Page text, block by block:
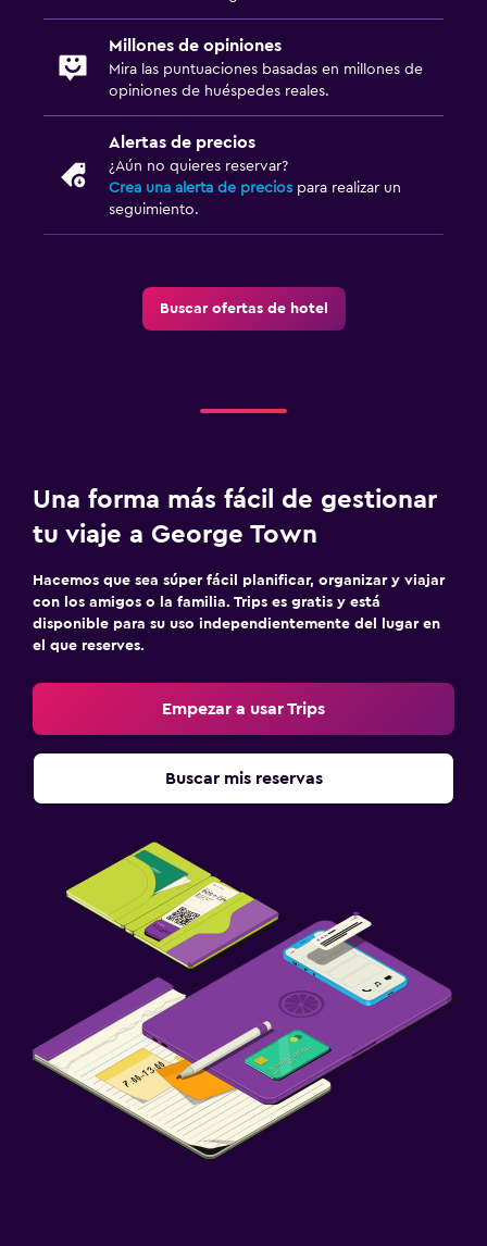
Muebles de exterior
Terraza/patio
Sillas de playa
Camas extralargas (+2 m)
Salud y seguridad
Limpieza diaria
Seguridad las 24 horas
Botiquín de primeros auxilios
Caja fuerte
Servicios de cuidado de niños (con cargos)
Lavandería
Servicios de lavandería/tintorería
Plancha y tabla de planchar
Estacionamiento y transporte
Estacionamiento gratuito
Millones de opiniones
Mira las puntuaciones basadas en millones de
opiniones de huéspedes reales.
Alertas de precios
¿Aún no quieres reservar?
Crea una alerta de precios para realizar un
seguimiento.
Buscar ofertas de hotel
Una forma más fácil de gestionar
tu viaje a George Town
Hacemos que sea súper fácil planificar, organizar y viajar
con los amigos o la familia. Trips es gratis y está
disponible para su uso independientemente del lugar en
el que reserves.
Empezar a usar Trips
Buscar mis reservas